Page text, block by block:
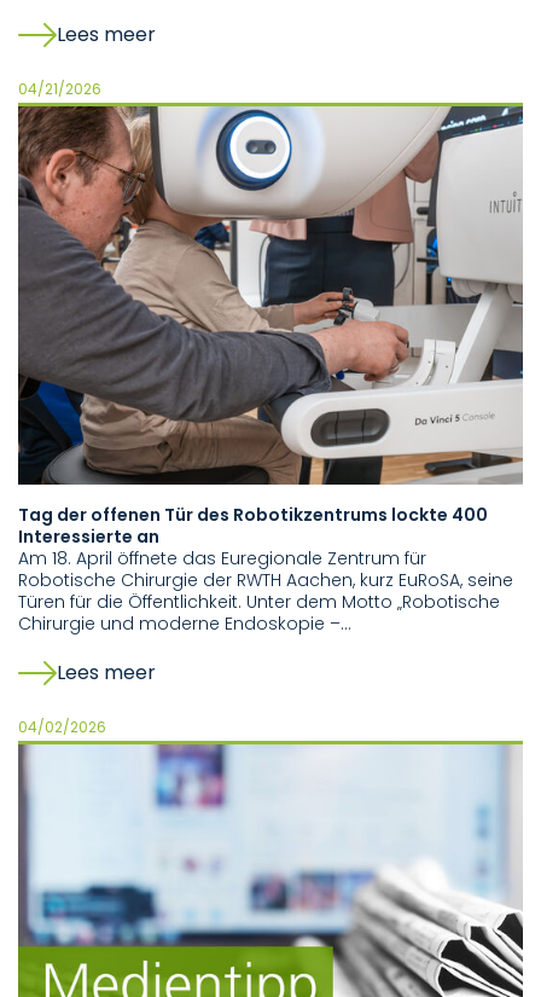
Lees meer
04/21/2026
Tag der offenen Tür des Robotikzentrums lockte 400
Interessierte an
Am 18. April öffnete das Euregionale Zentrum für
Robotische Chirurgie der RWTH Aachen, kurz EuRoSA, seine
Türen für die Öffentlichkeit. Unter dem Motto „Robotische
Chirurgie und moderne Endoskopie –…
Lees meer
04/02/2026